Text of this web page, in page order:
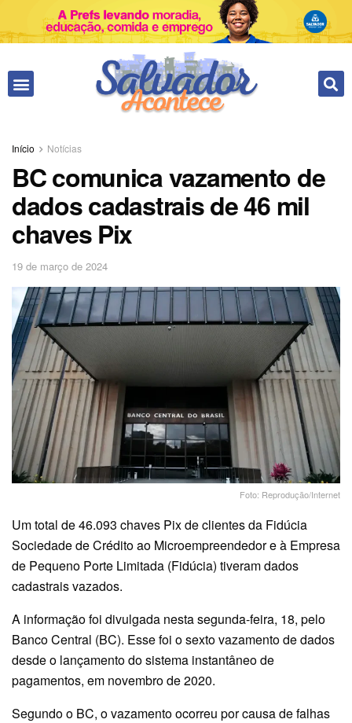
Início Notícias
BC comunica vazamento de
dados cadastrais de 46 mil
chaves Pix
19 de março de 2024
Foto: Reprodução/Internet
Um total de 46.093 chaves Pix de clientes da Fidúcia
Sociedade de Crédito ao Microempreendedor e à Empresa
de Pequeno Porte Limitada (Fidúcia) tiveram dados
cadastrais vazados.
A informação foi divulgada nesta segunda-feira, 18, pelo
Banco Central (BC). Esse foi o sexto vazamento de dados
desde o lançamento do sistema instantâneo de
pagamentos, em novembro de 2020.
Segundo o BC, o vazamento ocorreu por causa de falhas